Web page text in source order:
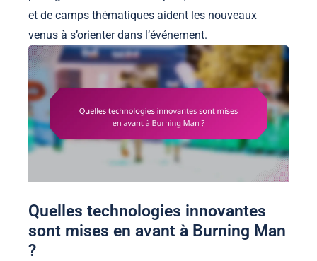
et de camps thématiques aident les nouveaux
venus à s’orienter dans l’événement.
Quelles technologies innovantes
sont mises en avant à Burning Man
?